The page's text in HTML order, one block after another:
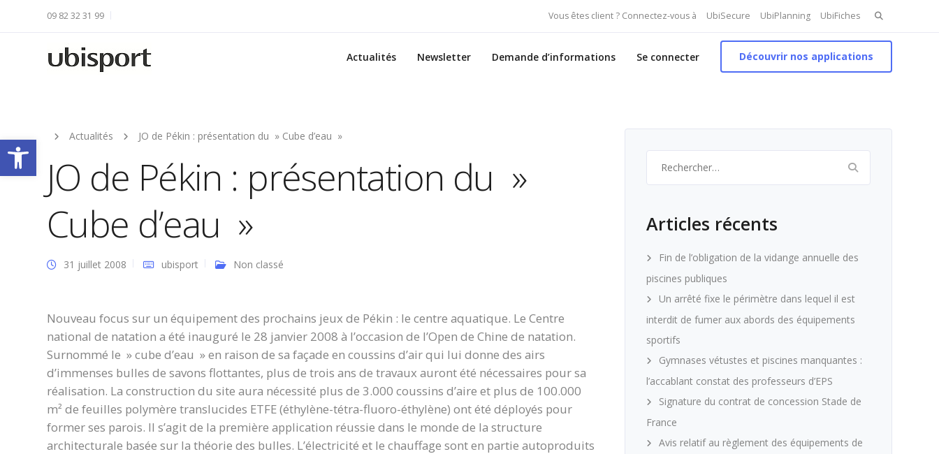
Ouvrir la barre d’outils
Vous êtes client ? Connectez-vous à UbiSecure UbiPlanning UbiFiches Search
for:
09 82 32 31 99
Actualités Newsletter Demande d’informations Se connecter Découvrir nos applications
Actualités JO de Pékin : présentation du » Cube d’eau »
JO de Pékin : présentation du »
Cube d’eau »
31 juillet 2008 ubisport Non classé
Nouveau focus sur un équipement des prochains jeux de Pékin : le centre aquatique. Le Centre
national de natation a été inauguré le 28 janvier 2008 à l’occasion de l’Open de Chine de natation.
Surnommé le » cube d’eau » en raison de sa façade en coussins d’air qui lui donne des airs
d’immenses bulles de savons flottantes, plus de trois ans de travaux auront été nécessaires pour sa
réalisation. La construction du site aura nécessité plus de 3.000 coussins d’aire et plus de 100.000
m² de feuilles polymère translucides ETFE (éthylène-tétra-fluoro-éthylène) ont été déployés pour
former ses parois. Il s’agit de la première application réussie dans le monde de la structure
architecturale basée sur la théorie des bulles. L’électricité et le chauffage sont en partie autoproduits
Articles récents
Fin de l’obligation de la vidange annuelle des
piscines publiques
Un arrêté fixe le périmètre dans lequel il est
interdit de fumer aux abords des équipements
sportifs
Gymnases vétustes et piscines manquantes :
l’accablant constat des professeurs d’EPS
Signature du contrat de concession Stade de
France
Avis relatif au règlement des équipements de